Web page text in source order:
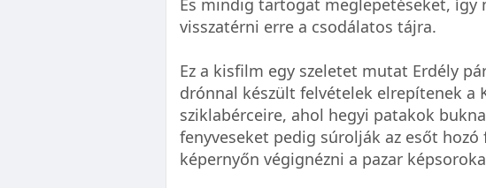
visszatérni erre a csodálatos tájra.
Ez a kisfilm egy szeletet mutat Erdély
drónnal készült felvételek elrepítenek a
sziklabérceire, ahol hegyi patakok
fenyveseket pedig súrolják az esőt
képernyőn végignézni a pazar